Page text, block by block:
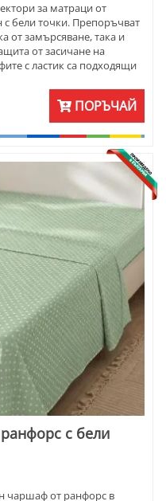
за матраци от
с бели точки. Препоръчват
от замърсяване, така и
от засичане на
с ластик са подходящи
ПОРЪЧАЙ
с бели
чаршаф от ранфорс в